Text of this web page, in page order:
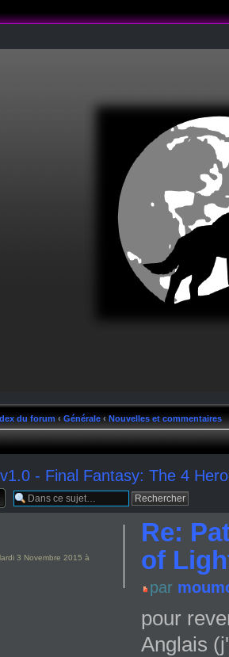
du forum ‹ Générale ‹ Nouvelles et commentaires
- Final Fantasy: The 4
Re:
of
par
pour
Anglais
3 Novembre 2015 à